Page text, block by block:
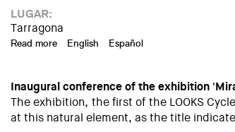
LUGAR:
Tarragona
Read more about RE-Habitar contextos
English Español
Inaugural conference of the exhibition
The exhibition, the first of the LOOKS
at this natural element, as the title